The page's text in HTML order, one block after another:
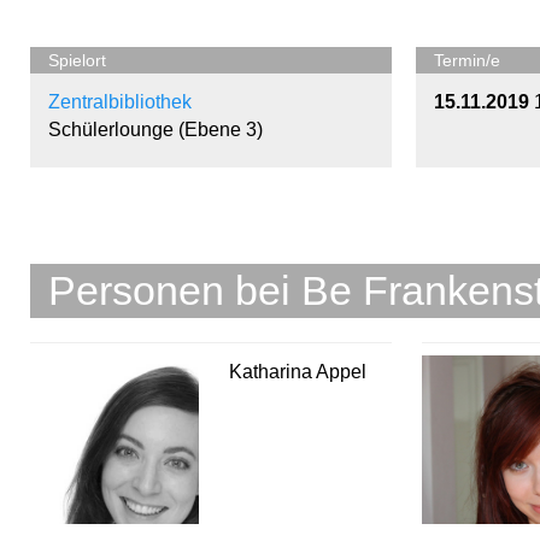
Spielort
Zentralbibliothek
Schülerlounge (Ebene 3)
Termin/e
15.11.2019
Personen bei Be
Katharina Appel